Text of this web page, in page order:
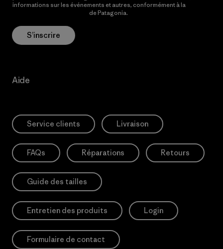
informations sur les événements et autres, conformément à la
de Patagonia.
S’inscrire
Aide
Service clients Livraison
FAQs Réparations Retours
Guide des tailles
Entretien des produits Login
Formulaire de contact